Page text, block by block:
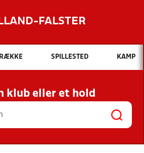
FALSTER
Hvad vil du søge efter?
INDHOLD OG NYHEDER
KLUBBER OG
HOLD
RÆKKE SPILLESTED KAMP
klub eller et hold